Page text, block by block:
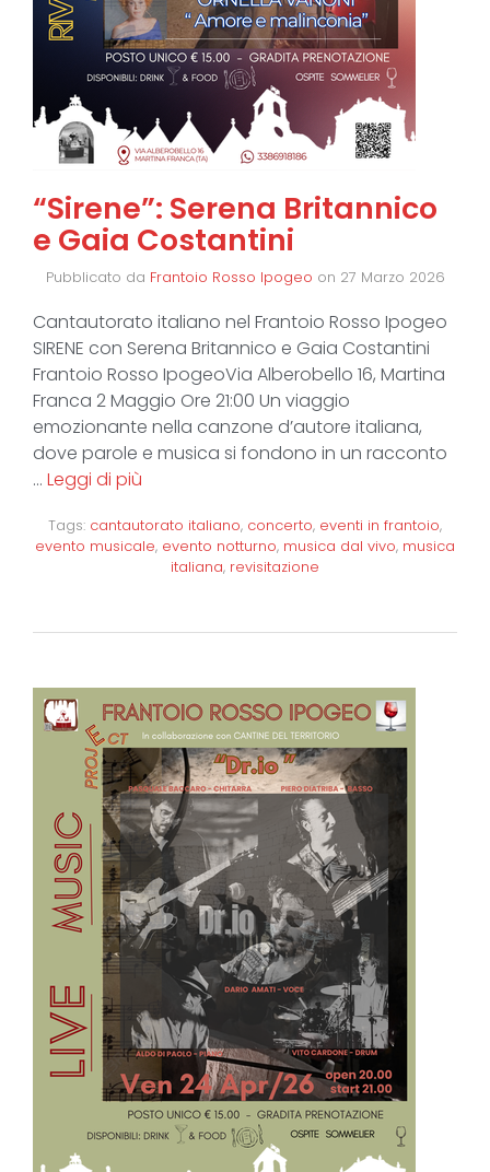
“Sirene”: Serena Britannico
e Gaia Costantini
Pubblicato da Frantoio Rosso Ipogeo on 27 Marzo 2026
Cantautorato italiano nel Frantoio Rosso Ipogeo
SIRENE con Serena Britannico e Gaia Costantini
Frantoio Rosso IpogeoVia Alberobello 16, Martina
Franca 2 Maggio Ore 21:00 Un viaggio
emozionante nella canzone d’autore italiana,
dove parole e musica si fondono in un racconto
… Leggi di più
Tags: cantautorato italiano, concerto, eventi in frantoio,
evento musicale, evento notturno, musica dal vivo, musica
italiana, revisitazione